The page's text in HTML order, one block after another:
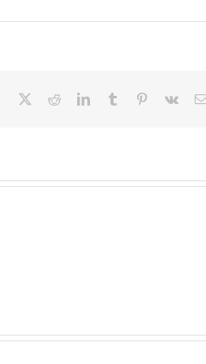
Facebook RedditLinkedInTumblr Pinterest
Vk